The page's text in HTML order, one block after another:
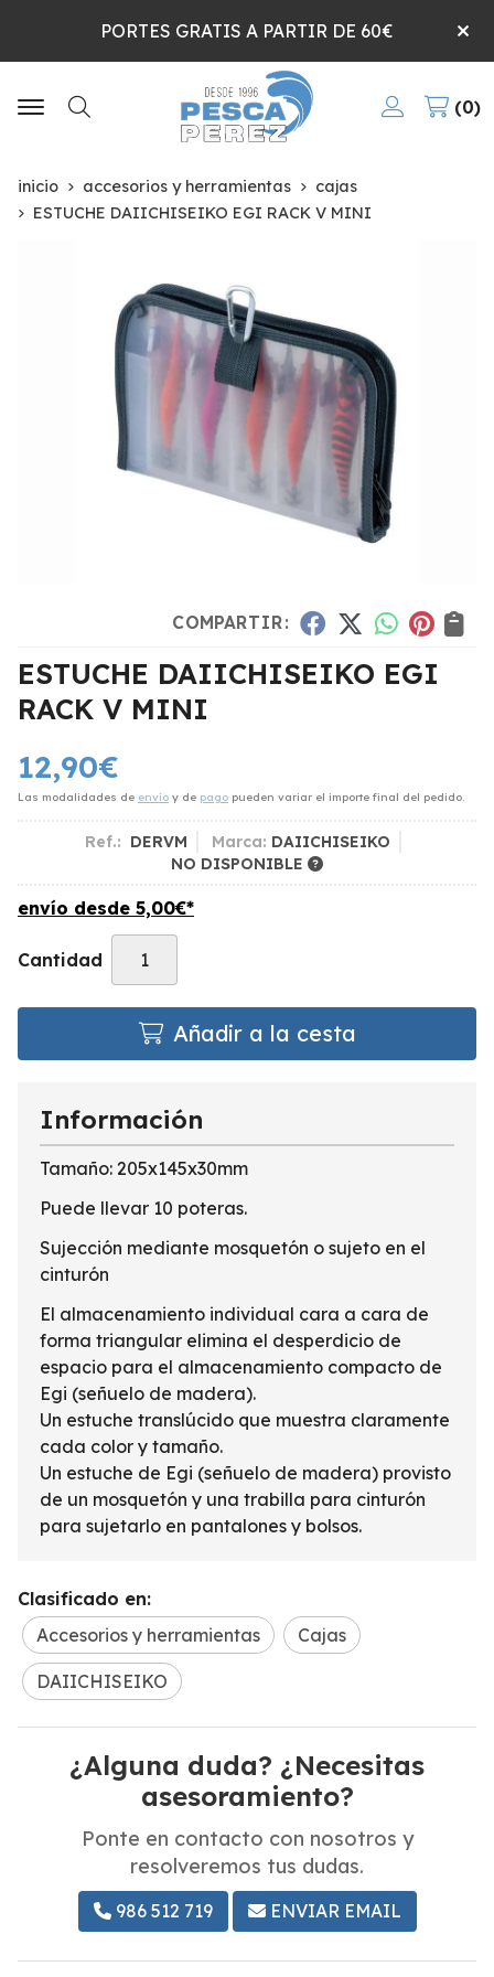
PORTES GRATIS A PARTIR DE 60€
Buscar
0
inicio accesorios y herramientas
cajas
ESTUCHE DAIICHISEIKO EGI RACK V MINI
COMPARTIR:
ESTUCHE DAIICHISEIKO EGI
RACK V MINI
12,90€
Las modalidades de envío y de pago pueden variar el importe final del pedido.
Ref.: DERVM Marca: DAIICHISEIKO
NO DISPONIBLE
envío desde 5,00€*
Cantidad
Añadir a la cesta
Información
Tamaño: 205x145x30mm
Puede llevar 10 poteras.
Sujección mediante mosquetón o sujeto en el
cinturón
El almacenamiento individual cara a cara de
forma triangular elimina el desperdicio de
espacio para el almacenamiento compacto de
Egi (señuelo de madera).
Un estuche translúcido que muestra claramente
cada color y tamaño.
Un estuche de Egi (señuelo de madera) provisto
de un mosquetón y una trabilla para cinturón
para sujetarlo en pantalones y bolsos.
Clasificado en:
Accesorios y herramientas
Cajas
DAIICHISEIKO
¿Alguna duda? ¿Necesitas
asesoramiento?
Ponte en contacto con nosotros y
resolveremos tus dudas.
986 512 719 ENVIAR EMAIL